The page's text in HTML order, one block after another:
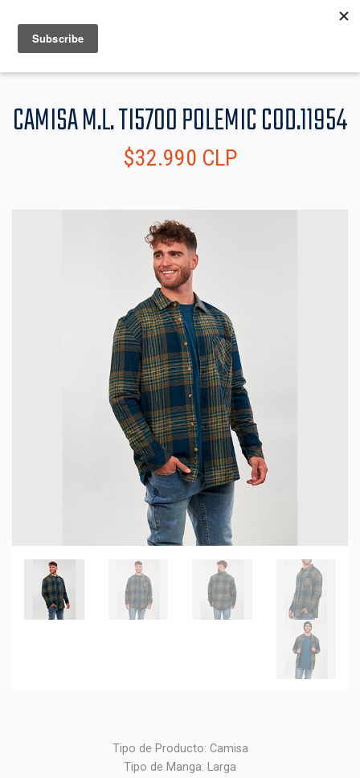
MENU
CAMISA M.L. TI5700 POLEMIC COD.11954
$32.990 CLP
Tipo de Producto: Camisa
Tipo de Manga: Larga